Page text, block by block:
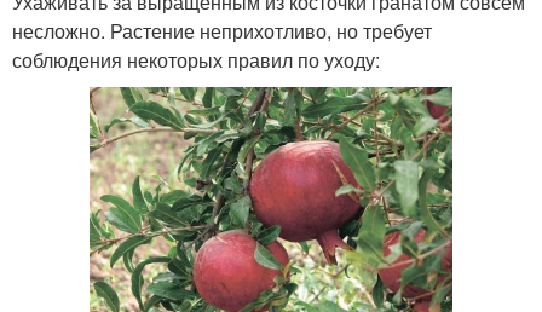
несложно. Растение неприхотливо, но требует
соблюдения некоторых правил по уходу: